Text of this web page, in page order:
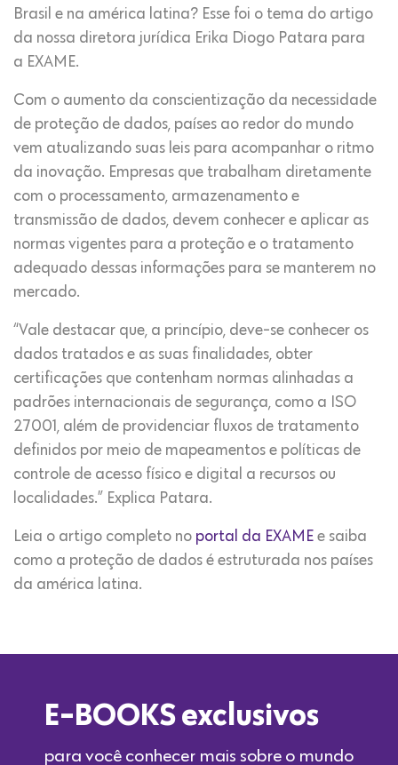
Brasil e na américa latina? Esse foi o tema do artigo
da nossa diretora jurídica Erika Diogo Patara para
a EXAME.
Com o aumento da conscientização da necessidade
de proteção de dados, países ao redor do mundo
vem atualizando suas leis para acompanhar o ritmo
da inovação. Empresas que trabalham diretamente
com o processamento, armazenamento e
transmissão de dados, devem conhecer e aplicar as
normas vigentes para a proteção e o tratamento
adequado dessas informações para se manterem no
mercado.
“Vale destacar que, a princípio, deve-se conhecer os
dados tratados e as suas finalidades, obter
certificações que contenham normas alinhadas a
padrões internacionais de segurança, como a ISO
27001, além de providenciar fluxos de tratamento
definidos por meio de mapeamentos e políticas de
controle de acesso físico e digital a recursos ou
localidades.” Explica Patara.
Leia o artigo completo no portal da EXAME e saiba
como a proteção de dados é estruturada nos países
da américa latina.
E-BOOKS exclusivos
para você conhecer mais sobre o mundo